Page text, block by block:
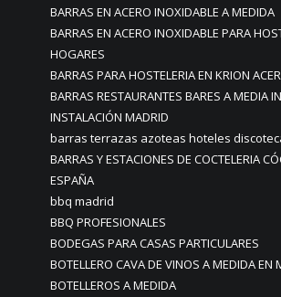
BARRAS EN ACERO INOXIDABLE A MEDIDA
BARRAS EN ACERO INOXIDABLE PARA
HOGARES
BARRAS PARA HOSTELERIA EN KRION
BARRAS RESTAURANTES BARES A MEDIA
INSTALACIÓN MADRID
barras terrazas azoteas hoteles
BARRAS Y ESTACIONES DE COCTELERIA
ESPAÑA
bbq madrid
BBQ PROFESIONALES
BODEGAS PARA CASAS PARTICULARES
BOTELLERO CAVA DE VINOS A MEDIDA EN
BOTELLEROS A MEDIDA